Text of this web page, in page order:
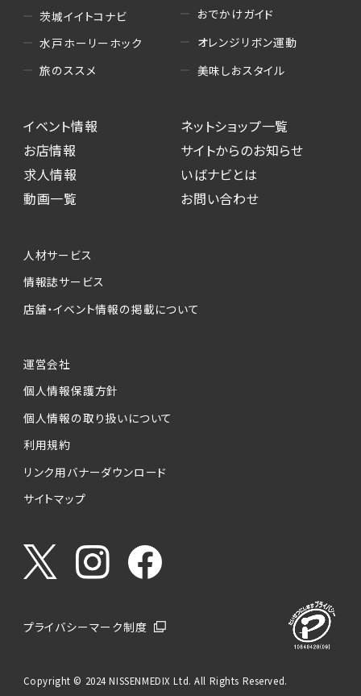
茨城イイトコナビ
水戸ホーリーホック
旅のススメ
おでかけガイド
オレンジリボン運動
美味しおスタイル
イベント情報
お店情報
求人情報
動画一覧
ネットショップ一覧
サイトからのお知らせ
いばナビとは
お問い合わせ
人材サービス
情報誌サービス
店舗・イベント情報の掲載について
運営会社
個人情報保護方針
個人情報の取り扱いについて
利用規約
リンク用バナーダウンロード
サイトマップ
プライバシーマーク制度
Copyright © 2024 NISSENMEDIX Ltd. All Rights Reserved.